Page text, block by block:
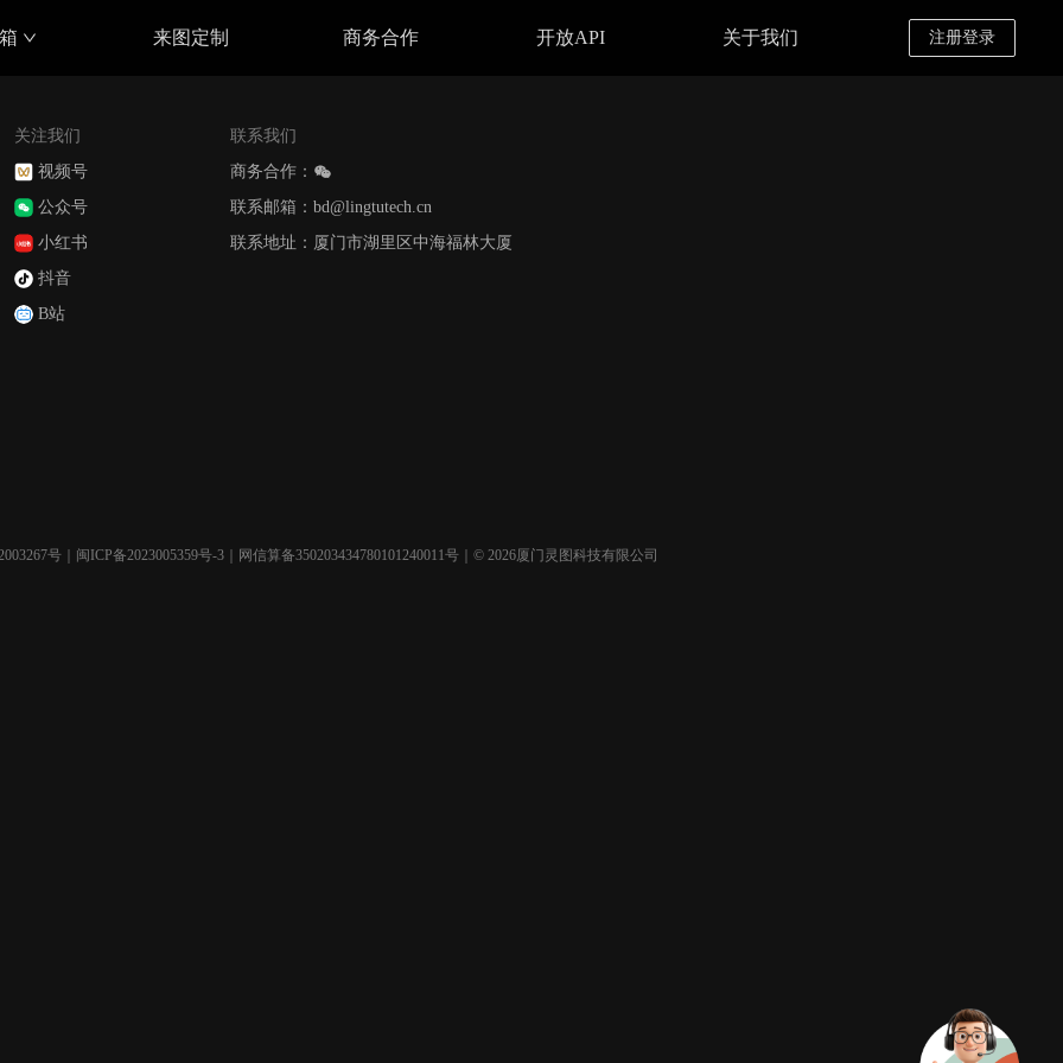
来图定制 商务合作 开放API 关于我们 注册登录
关注我们
视频号
公众号
小红书
抖音
B站
联系我们
商务合作：
联系邮箱：bd@lingtutech.cn
联系地址：厦门市湖里区中海福林大厦
号 闽ICP备2023005359号-3 ｜网信算备350203434780101240011号｜© 2026厦门灵图科技有限公司